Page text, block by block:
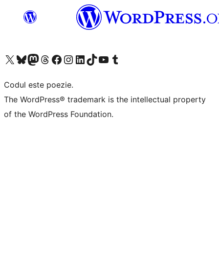
Mergi la contul nostru X (fost Twitter)
Vizitează contul nostru Bluesky
Vizitează contul nostru Mastodon
Vizitează contul nostru Threads
Vizitează pagina noastră Facebook
Vizitează-ne pe Instagram
Vizitează-ne pe LinkedIn
Vizitează contul nostru TikTok
Vizitează canalul nostru YouTube
Vizitează contul nostru Tumblr
Codul este poezie.
The WordPress® trademark is the intellectual property
of the WordPress Foundation.